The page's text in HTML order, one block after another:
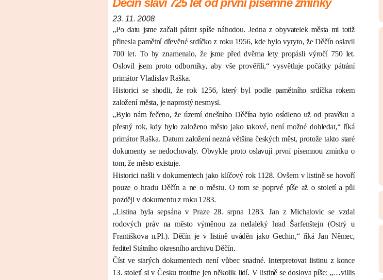
Děčín slaví 725 let od první písemné zmínky
23. 11. 2008
„Po datu jsme začali pátrat spíše náhodou. Jedna z obyvatelek města mi totiž
přinesla pamětní dřevěné srdíčko z roku 1956, kde bylo vyryto, že Děčín oslavil
700 let. To by znamenalo, že jsme před dvěma lety propásli výročí 750 let.
Oslovil jsem proto odborníky, aby vše prověřili,“ vysvětluje počátky pátrání
primátor Vladislav Raška.
Historici se shodli, že rok 1256, který byl podle pamětního srdíčka rokem
založení města, je naprostý nesmysl.
„Bylo nám řečeno, že území dnešního Děčína bylo osídleno už od pravěku a
přesný rok, kdy bylo založeno město jako takové, není možné dohledat,“ říká
primátor Raška. Datum založení nezná většina českých měst, protože takto staré
dokumenty se nedochovaly. Obvykle proto oslavují první písemnou zmínku o
tom, že město existuje.
Historici našli v dokumentech jako klíčový rok 1128. Ovšem v listině se hovoří
pouze o hradu Děčín a ne o městu. O tom se poprvé píše až o století a půl
později v dokumentu z roku 1283.
„Listina byla sepsána v Praze 28. srpna 1283. Jan z Michalovic se vzdal
rodových práv na město výměnou za nedaleký hrad Šarfenštejn (Ostrý u
Františkova n.Pl.). Děčín je v listině uváděn jako Gechin,“ říká Jan Němec,
ředitel Státního okresního archivu Děčín.
Číst ve starých dokumentech není vůbec snadné. Interpretovat listinu z konce
13. století si v Česku troufne jen několik lidí. V listině se doslova píše: „…villis